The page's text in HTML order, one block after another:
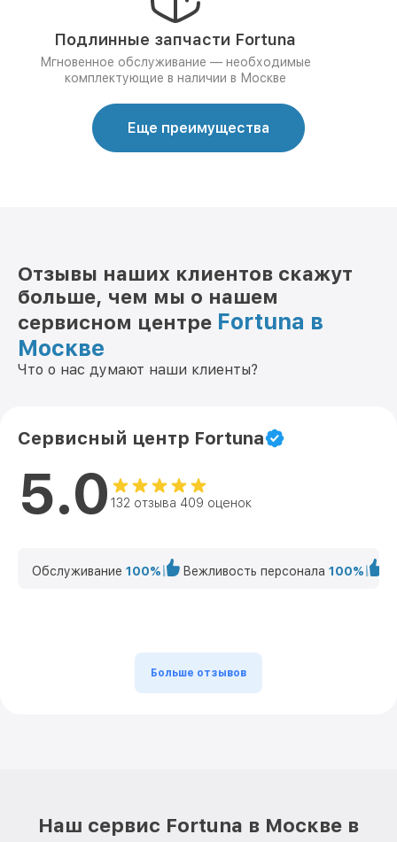
Подлинные запчасти Fortuna
Мгновенное обслуживание — необходимые
комплектующие в наличии в Москве
Еще преимущества
Отзывы наших клиентов скажут
больше, чем мы о нашем
сервисном центре Fortuna в
Москве
Что о нас думают наши клиенты?
Сервисный центр Fortuna
5.0 132 отзыва 409 оценок
Обслуживание 100% Вежливость персонала 100%
Больше отзывов
Наш сервис Fortuna в Москве в